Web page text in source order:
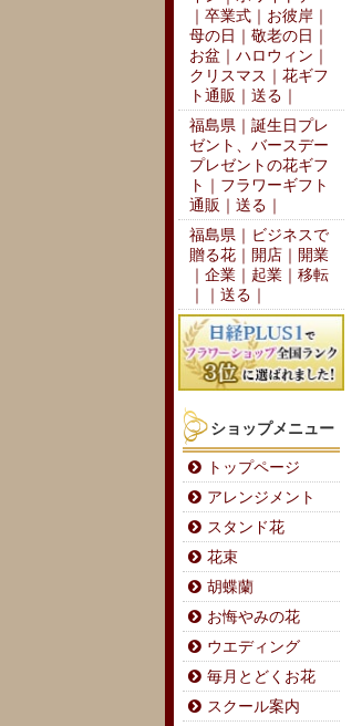
｜卒業式｜お彼岸｜
母の日｜敬老の日｜
お盆｜ハロウィン｜
クリスマス｜花ギフ
ト通販｜送る｜
福島県｜誕生日プレ
ゼント、バースデー
プレゼントの花ギフ
ト｜フラワーギフト
通販｜送る｜
福島県｜ビジネスで
贈る花｜開店｜開業
｜企業｜起業｜移転
｜｜送る｜
ショップメニュー
トップページ
アレンジメント
スタンド花
花束
胡蝶蘭
お悔やみの花
ウエディング
毎月とどくお花
スクール案内